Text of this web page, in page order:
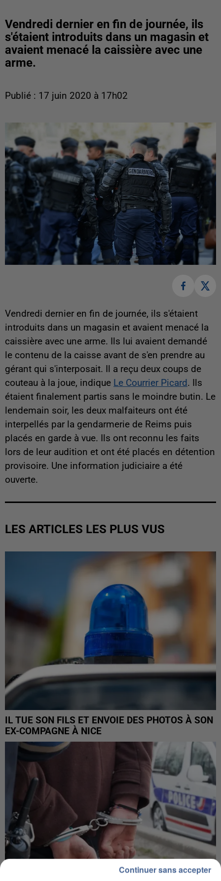
Vendredi dernier en fin de journée, ils
s'étaient introduits dans un magasin et
avaient menacé la caissière avec une
arme.
Publié : 17 juin 2020 à 17h02
Vendredi dernier en fin de journée, ils s'étaient
introduits dans un magasin et avaient menacé la
caissière avec une arme. Ils lui avaient demandé
le contenu de la caisse avant de s'en prendre au
gérant qui s'interposait. Il a reçu deux coups de
couteau à la joue, indique Le Courrier Picard. Ils
étaient finalement partis sans le moindre butin. Le
lendemain soir, les deux malfaiteurs ont été
interpellés par la gendarmerie de Reims puis
placés en garde à vue. Ils ont reconnu les faits
lors de leur audition et ont été placés en détention
provisoire. Une information judiciaire a été
ouverte.
LES ARTICLES LES PLUS VUS
IL TUE SON FILS ET ENVOIE DES PHOTOS À SON
EX-COMPAGNE À NICE
Continuer sans accepter